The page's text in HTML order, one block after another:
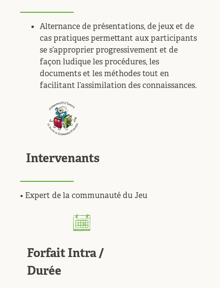
Alternance de présentations, de jeux et de
cas pratiques permettant aux participants
se s’approprier progressivement et de
façon ludique les procédures, les
documents et les méthodes tout en
facilitant l’assimilation des connaissances.
Intervenants
• Expert de la communauté du Jeu
Forfait Intra /
Durée